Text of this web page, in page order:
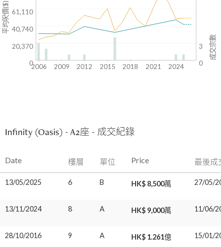
3
0
2006 2009 2012 2015 2018 2021 2024
成交宗數
61,110
40,740
20,370
0
平均呎價($)
Infinity (Oasis) - A2座 - 成交紀錄
Date 樓層 單位 Price 最後成
13/05/2025 6 B HK$ 8,500萬 27/05/
13/11/2024 8 A HK$ 9,000萬 11/06/
28/10/2016 9 A HK$ 1.261億 15/01/